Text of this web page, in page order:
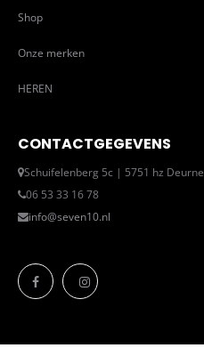
Shop
Onze merken
HEREN
CONTACTGEGEVENS
Schuifelenberg 5c | 5751 hz Deurne
06 53 33 16 78
info@seven10.nl